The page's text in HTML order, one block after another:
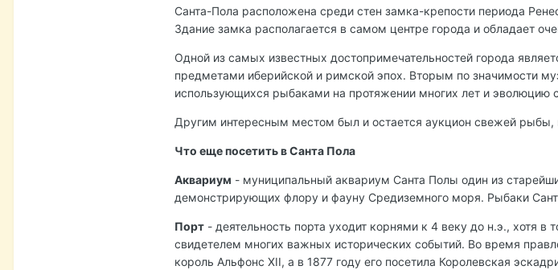
Санта-Пола расположена среди стен замка-крепости периода
Здание замка располагается в самом центре города и обладает
Одной из самых известных достопримечательностей города
предметами иберийской и римской эпох. Вторым по значимости
использующихся рыбаками на протяжении многих лет и эволюцию
Другим интересным местом был и остается аукцион свежей
Что еще посетить в Санта Пола
Аквариум - муниципальный аквариум Санта Полы один из
демонстрирующих флору и фауну Средиземного моря. Рыбаки
Порт - деятельность порта уходит корнями к 4 веку до н.э., хотя
свидетелем многих важных исторических событий. Во время
король Альфонс XII, а в 1877 году его посетила Королевская